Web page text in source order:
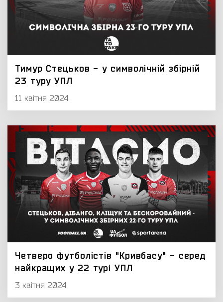
Тимур Стецьков - у символічній збірній
23 туру УПЛ
11 квітня 2024
Четверо футболістів "Кривбасу" - серед
найкращих у 22 турі УПЛ
3 квітня 2024